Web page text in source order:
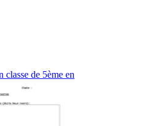
classe de 5ème en